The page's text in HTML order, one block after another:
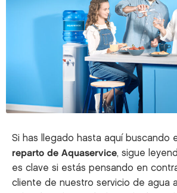
Si has llegado hasta aquí buscando
reparto de Aquaservice, sigue
es clave si estás pensando en
cliente de nuestro servicio de agua